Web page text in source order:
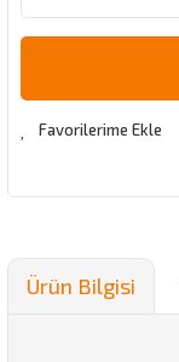
Ürün Bilgisi